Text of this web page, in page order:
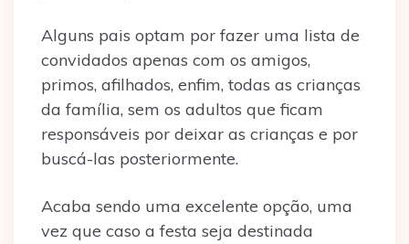
Alguns pais optam por fazer uma lista de
convidados apenas com os amigos,
primos, afilhados, enfim, todas as crianças
da família, sem os adultos que ficam
responsáveis por deixar as crianças e por
buscá-las posteriormente.
Acaba sendo uma excelente opção, uma
vez que caso a festa seja destinada